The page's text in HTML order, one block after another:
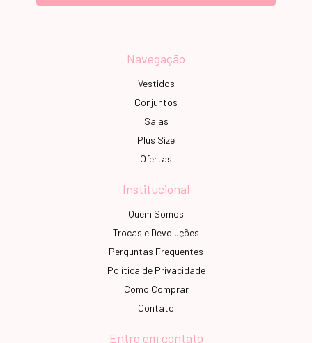
Navegação
Vestidos
Conjuntos
Saias
Plus Size
Ofertas
Institucional
Quem Somos
Trocas e Devoluções
Perguntas Frequentes
Política de Privacidade
Como Comprar
Contato
Entre em contato